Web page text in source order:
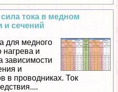
тока в медном
и сечений
для медного
нагрева и
зависимости
и
в проводниках. Ток